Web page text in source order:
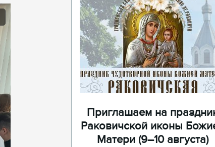
Приглашаем на
Раковичской иконы
Матери (9–10 августа)